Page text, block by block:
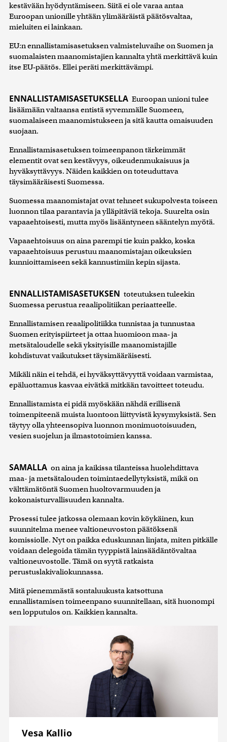
kestävään hyödyntämiseen. Siitä ei ole varaa antaa
Euroopan unionille yhtään ylimääräistä päätösvaltaa,
mieluiten ei lainkaan.
EU:n ennallistamisasetuksen valmisteluvaihe on Suomen ja
suomalaisten maanomistajien kannalta yhtä merkittävä kuin
itse EU‑päätös. Ellei peräti merkittävämpi.
ENNALLISTAMISASETUKSELLA Euroopan unioni tulee
lisäämään valtaansa entistä syvemmälle Suomeen,
suomalaiseen maanomistukseen ja sitä kautta omaisuuden
suojaan.
Ennallistamisasetuksen toimeenpanon tärkeimmät
elementit ovat sen kestävyys, oikeudenmukaisuus ja
hyväksyttävyys. Näiden kaikkien on toteuduttava
täysimääräisesti Suomessa.
Suomessa maanomistajat ovat tehneet sukupolvesta toiseen
luonnon tilaa parantavia ja ylläpitäviä tekoja. Suurelta osin
vapaaehtoisesti, mutta myös lisääntyneen sääntelyn myötä.
Vapaaehtoisuus on aina parempi tie kuin pakko, koska
vapaaehtoisuus perustuu maanomistajan oikeuksien
kunnioittamiseen sekä kannustimiin kepin sijasta.
ENNALLISTAMISASETUKSEN toteutuksen tuleekin
Suomessa perustua reaalipolitiikan periaatteelle.
Ennallistamisen reaalipolitiikka tunnistaa ja tunnustaa
Suomen erityispiirteet ja ottaa huomioon maa‑ ja
metsätaloudelle sekä yksityisille maanomistajille
kohdistuvat vaikutukset täysimääräisesti.
Mikäli näin ei tehdä, ei hyväksyttävyyttä voidaan varmistaa,
epäluottamus kasvaa eivätkä mitkään tavoitteet toteudu.
Ennallistamista ei pidä myöskään nähdä erillisenä
toimenpiteenä muista luontoon liittyvistä kysymyksistä. Sen
täytyy olla yhteensopiva luonnon monimuotoisuuden,
vesien suojelun ja ilmastotoimien kanssa.
SAMALLA on aina ja kaikissa tilanteissa huolehdittava
maa- ja metsätalouden toimintaedellytyksistä, mikä on
välttämätöntä Suomen huoltovarmuuden ja
kokonaisturvallisuuden kannalta.
Prosessi tulee jatkossa olemaan kovin köykäinen, kun
suunnitelma menee valtioneuvoston päätöksenä
komissiolle. Nyt on paikka eduskunnan linjata, miten pitkälle
voidaan delegoida tämän tyyppistä lainsäädäntövaltaa
valtioneuvostolle. Tämä on syytä ratkaista
perustuslakivaliokunnassa.
Mitä pienemmästä sontaluukusta katsottuna
ennallistamisen toimeenpano suunnitellaan, sitä huonompi
sen lopputulos on. Kaikkien kannalta.
Vesa Kallio